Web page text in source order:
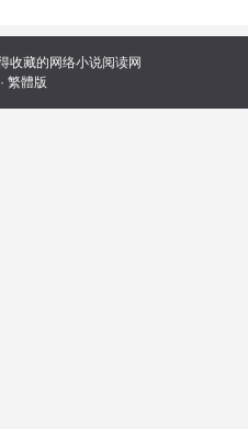
棺凭空出现,葬灭了大战中的诸神,
神之界,自此,葬神棺下落不明,同
宙万界,威慑诸天神魔千万年后,一
葬他的棺材融合在一起,自此,送葬
收藏的网络小说阅读网
· 繁體版